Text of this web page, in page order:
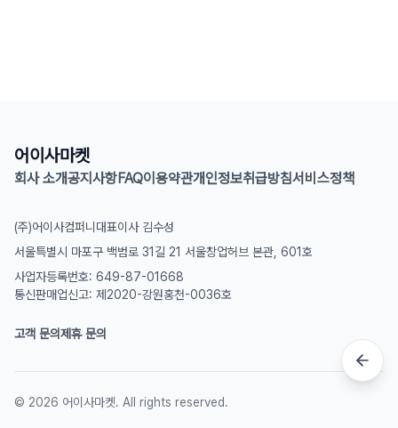
어이사마켓
회사 소개공지사항FAQ이용약관개인정보취급방침서비스정책
(주)어이사컴퍼니 대표이사 김수성
서울특별시 마포구 백범로 31길 21 서울창업허브 본관, 601호
사업자등록번호: 649-87-01668
통신판매업신고: 제2020-강원홍천-0036호
고객 문의제휴 문의
© 2026 어이사마켓. All rights reserved.